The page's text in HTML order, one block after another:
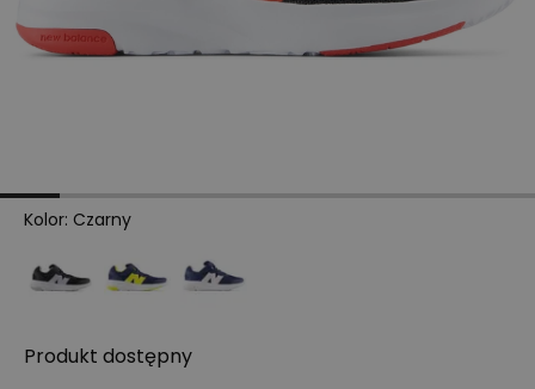
Kolor: Czarny
Produkt dostępny